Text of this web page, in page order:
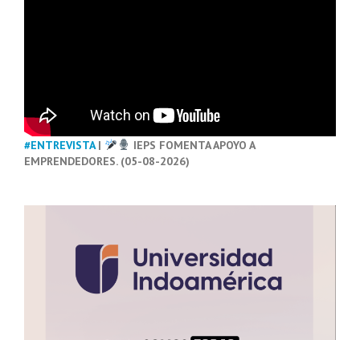
#ENTREVISTA|
IEPS FOMENTA APOYO A
EMPRENDEDORES. (05-08-2026)